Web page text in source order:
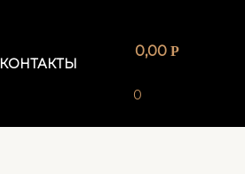
КОНТАКТЫ
0,00 Р
0